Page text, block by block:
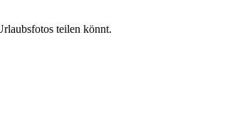
teilen könnt.